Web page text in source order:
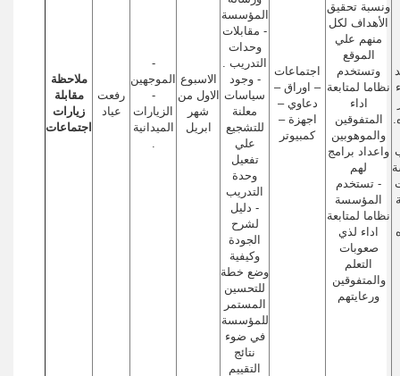
ونسبة تحقيق
الأهداف لكل
منهم علي
الموقع
وتستخدم
نظاما لمتابعة
اداء
المتفوقين
والموهوبين
واعداد برامج
لهم
- تستخدم
المؤسسة
نظاما لمتابعة
اداء لذي
صعوبات
التعلم
والمتفوقين
ورعايتهم
اجتماعات
– اوراق –
دعاوي –
اجهزة –
كمبيوتر
المؤسسة
- مقابلات
وحدات
التدريب .
- وجود
سياسات
معلنة
للتشجيع
علي
تفعيل
وحدة
التدريب
- دليل
لشرح
الجودة
وكيفية
وضع خطة
للتحسين
المستمر
للمؤسسة
في ضوء
نتائج
التقييم
الاسبوع
الاول من
شهر
ابريل
-
الموجهين
-
الزيارات
الميدانية
رفعت
عياد
ملاحظة
مقابلة
زيارات
اجتماعات